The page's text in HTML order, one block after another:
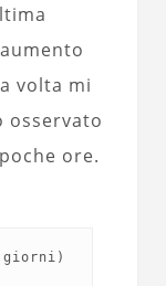
volta mi
osservato
ore.
giorni)